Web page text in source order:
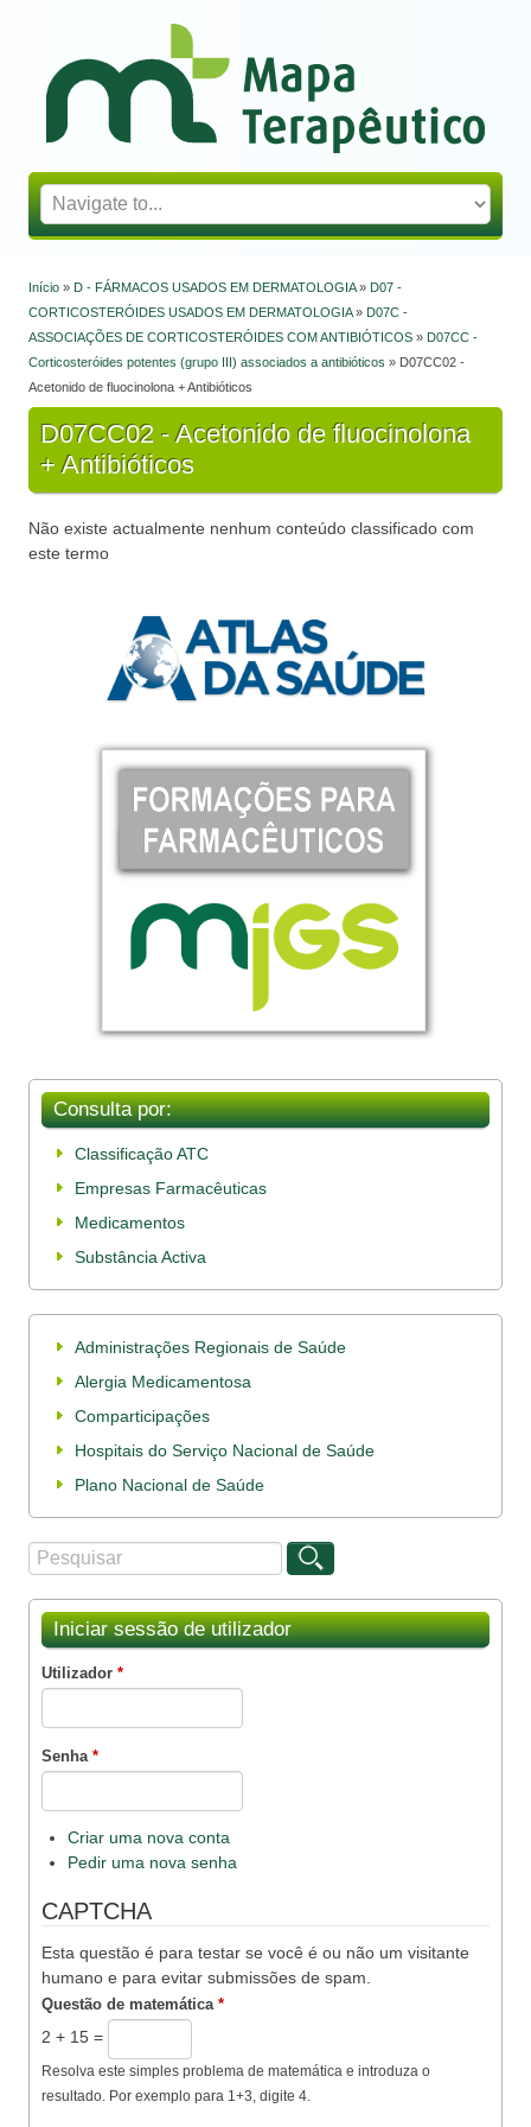
Mapa Terapêutico
Está aqui
Início » D - FÁRMACOS USADOS EM DERMATOLOGIA» D07 -
CORTICOSTERÓIDES USADOS EM DERMATOLOGIA» D07C -
ASSOCIAÇÕES DE CORTICOSTERÓIDES COM ANTIBIÓTICOS » D07CC -
Corticosteróides potentes (grupo III) associados a antibióticos » D07CC02 -
Acetonido de fluocinolona + Antibióticos
D07CC02 - Acetonido de fluocinolona
+ Antibióticos
Não existe actualmente nenhum conteúdo classificado com
este termo
Consulta por:
Classificação ATC
Empresas Farmacêuticas
Medicamentos
Substância Activa
Administrações Regionais de Saúde
Alergia Medicamentosa
Comparticipações
Hospitais do Serviço Nacional de Saúde
Plano Nacional de Saúde
Formulário de procura
Procurar
Iniciar sessão de utilizador
Utilizador *
Senha *
Criar uma nova conta
Pedir uma nova senha
CAPTCHA
Esta questão é para testar se você é ou não um visitante
humano e para evitar submissões de spam.
Questão de matemática *
2 + 15 =
Resolva este simples problema de matemática e introduza o
resultado. Por exemplo para 1+3, digite 4.